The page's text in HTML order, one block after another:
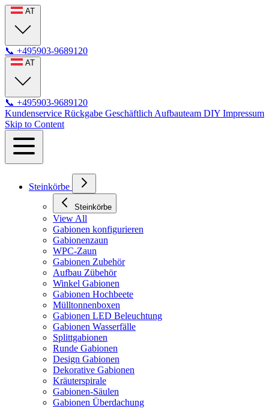
AT
📞 +495903-9689120
AT
📞 +495903-9689120
Kundenservice Rückgabe Geschäftlich Aufbauteam DIY Impressum
Skip to Content
Steinkörbe
Steinkörbe
View All
Gabionen konfigurieren
Gabionenzaun
WPC-Zaun
Gabionen Zubehör
Aufbau Zübehör
Winkel Gabionen
Gabionen Hochbeete
Mülltonnenboxen
Gabionen LED Beleuchtung
Gabionen Wasserfälle
Splittgabionen
Runde Gabionen
Design Gabionen
Dekorative Gabionen
Kräuterspirale
Gabionen-Säulen
Gabionen Überdachung